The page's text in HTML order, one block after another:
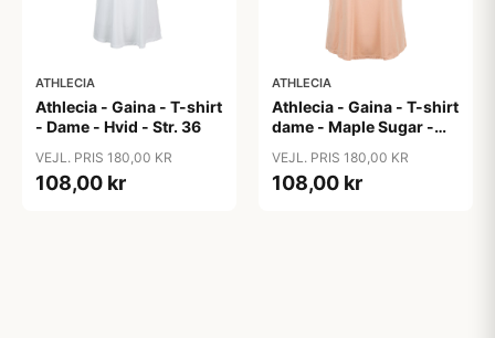
ATHLECIA
Athlecia - Gaina - T-shirt
- Dame - Hvid - Str. 36
VEJL. PRIS 180,00 KR
108,00 kr
ATHLECIA
Athlecia - Gaina - T-shirt
dame - Maple Sugar -
VEJL. PRIS 180,00 KR
108,00 kr